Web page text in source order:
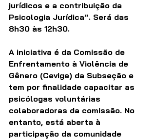
jurídicos e a contribuição da
Psicologia Jurídica”. Será das
8h30 às 12h30.
A iniciativa é da Comissão de
Enfrentamento à Violência de
Gênero (Cevige) da Subseção e
tem por finalidade capacitar as
psicólogas voluntárias
colaboradoras da comissão. No
entanto, está aberta à
participação da comunidade